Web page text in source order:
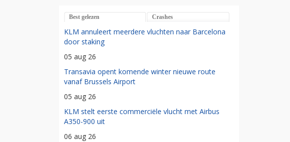
Best gelezen Crashes
KLM annuleert meerdere vluchten naar Barcelona
door staking
05 aug 26
Transavia opent komende winter nieuwe route
vanaf Brussels Airport
05 aug 26
KLM stelt eerste commerciële vlucht met Airbus
A350-900 uit
06 aug 26